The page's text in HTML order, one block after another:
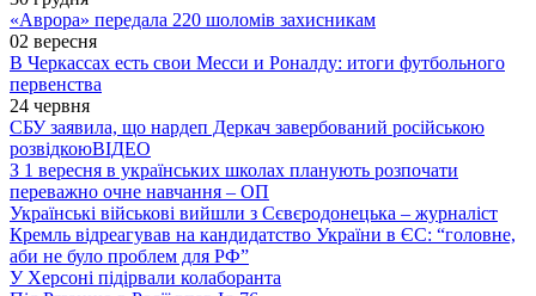
«Аврора» передала 220 шоломів захисникам
02 вересня
В Черкассах есть свои Месси и Роналду: итоги футбольного
первенства
24 червня
СБУ заявила, що нардеп Деркач завербований російською
розвідкоюВІДЕО
З 1 вересня в українських школах планують розпочати
переважно очне навчання – ОП
Українські військові вийшли з Сєвєродонецька – журналіст
Кремль відреагував на кандидатство України в ЄС: “головне,
аби не було проблем для РФ”
У Херсоні підірвали колаборанта